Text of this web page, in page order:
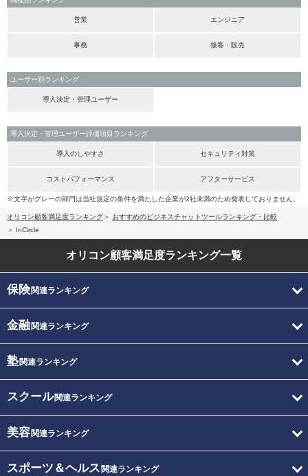
営業 エンジニア
事務 接客・販売
ユーザー別ランキング
導入決定・管理ユーザー
導入決定・管理ユーザー評価項目ランキング
導入のしやすさ セキュリティ対策
コストパフォーマンス アフターサービス
※文字がグレーの部門は当社規定の条件を満たした企業が2社未満のため発表しておりません。
オリコン顧客満足度ランキング
おすすめのビジネスチャットツールランキング・比較
InCircle
オリコン顧客満足度ランキング一覧
保険関連ランキング
金融関連ランキング
塾関連ランキング
スクール関連ランキング
美容関連ランキング
スポーツ＆ヘルス 関連ランキング